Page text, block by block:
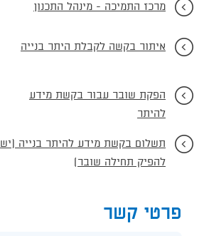
מרכז התמיכה - מינהל התכנון
איתור בקשה לקבלת היתר בנייה
הפקת שובר עבור בקשת מידע
להיתר
תשלום בקשת מידע להיתר בנייה (יש
להפיק תחילה שובר)
פרטי קשר